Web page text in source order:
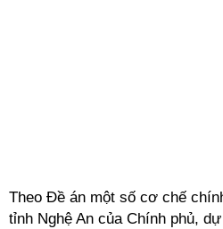
Theo Đề án một số cơ chế
tỉnh Nghệ An của Chính phủ,